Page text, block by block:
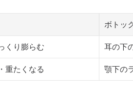
ボトッ
くり膨らむ 耳の下
重たくなる 顎下の